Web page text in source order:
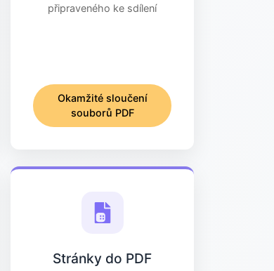
připraveného ke sdílení
Okamžité sloučení
souborů PDF
Stránky do PDF